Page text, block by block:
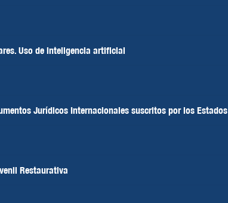
Uso de inteligencia artificial
Jurídicos Internacionales suscritos por los Estados
Restaurativa